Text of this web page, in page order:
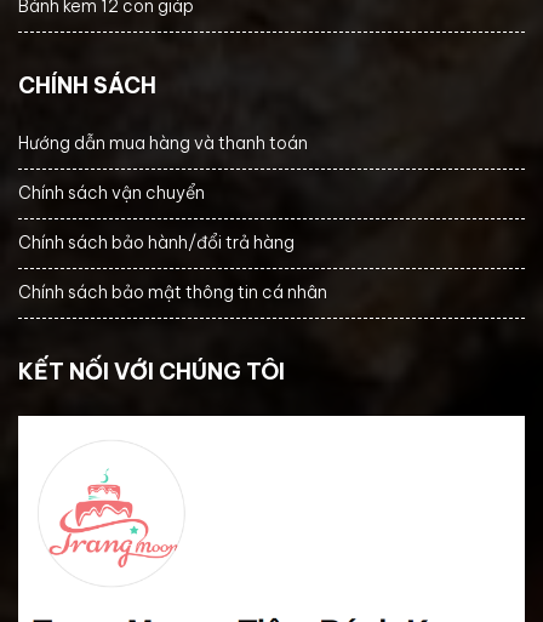
Bánh kem 12 con giáp
CHÍNH SÁCH
Hướng dẫn mua hàng và thanh toán
Chính sách vận chuyển
Chính sách bảo hành/đổi trả hàng
Chính sách bảo mật thông tin cá nhân
KẾT NỐI VỚI CHÚNG TÔI